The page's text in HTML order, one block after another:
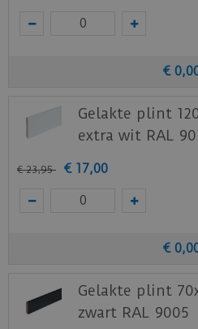
€ 0,
Gelakte plint
extra wit RAL
€ 23,95 € 17,00
€ 0,
Gelakte plint
zwart RAL 9005